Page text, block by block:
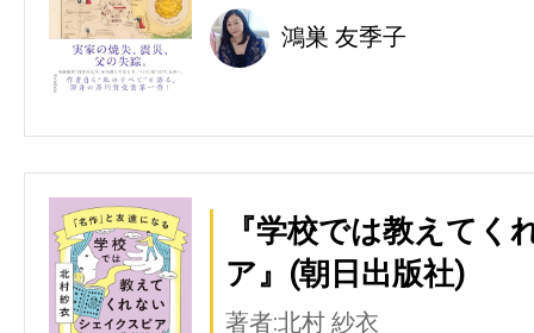
鴻巣 友季子
『学校では教えて
ア』(朝日出版社)
著者:北村 紗衣